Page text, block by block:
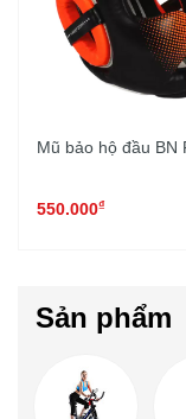
Mũ bảo hộ đầu BN
550.000₫
Sản phẩm